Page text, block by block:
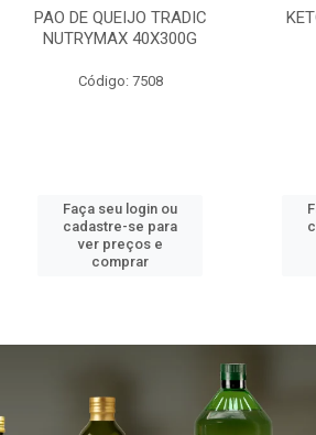
PAO DE QUEIJO TRADIC
NUTRYMAX 40X300G
Código: 7508
Faça seu login ou
cadastre-se para
ver preços e
comprar